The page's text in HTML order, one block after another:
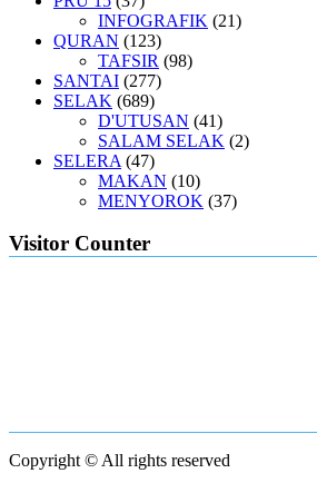
INFOGRAFIK (21)
QURAN (123)
TAFSIR (98)
SANTAI (277)
SELAK (689)
D'UTUSAN (41)
SALAM SELAK (2)
SELERA (47)
MAKAN (10)
MENYOROK (37)
Visitor Counter
Copyright © All rights reserved